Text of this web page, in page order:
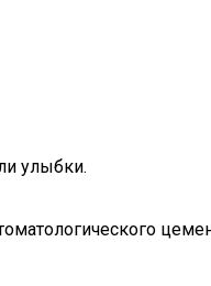
улыбки.